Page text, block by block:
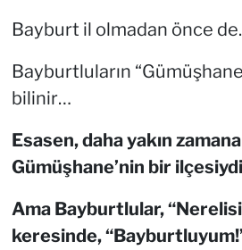
Bayburt il olmadan önce
Bayburtluların
bilinir…
Esasen, daha yakın
Gümüşhane’nin bir
Ama Bayburtlular,
keresinde,